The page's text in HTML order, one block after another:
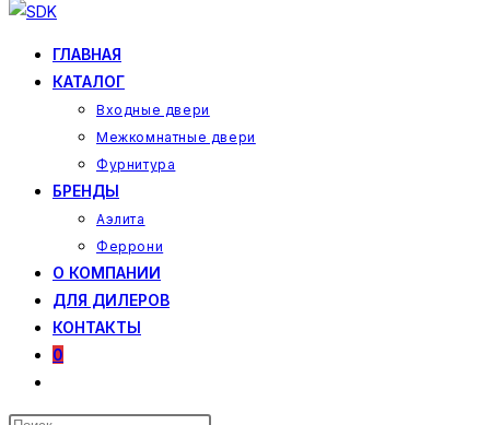
на
ГЛАВНАЯ
КАТАЛОГ
Входные двери
Межкомнатные двери
Фурнитура
БРЕНДЫ
Аэлита
Феррони
О КОМПАНИИ
ДЛЯ ДИЛЕРОВ
КОНТАКТЫ
0